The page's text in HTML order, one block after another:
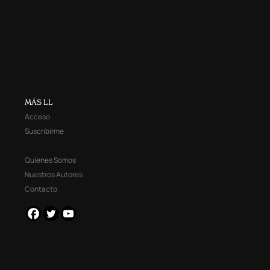
MÁS LL
Acceso
Suscribirme
Quienes Somos
Nuestros Autores
Contacto